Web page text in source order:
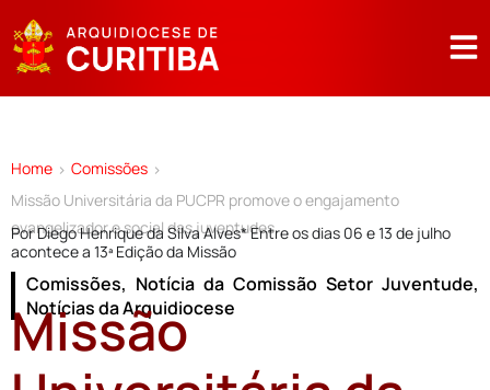
Home > Comissões >
Missão Universitária da PUCPR promove o engajamento
evangelizador e social das juventudes
Por Diego Henrique da Silva Alves* Entre os dias 06 e 13 de julho
acontece a 13ª Edição da Missão
Comissões, Notícia da Comissão Setor Juventude,
Notícias da Arquidiocese
Missão